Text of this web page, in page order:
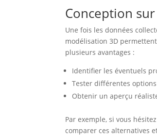
Conception
Une fois les données
modélisation 3D
plusieurs avantages :
Identifier les éventuels
Tester différentes
Obtenir un aperçu
Par exemple, si vous
comparer ces alternatives